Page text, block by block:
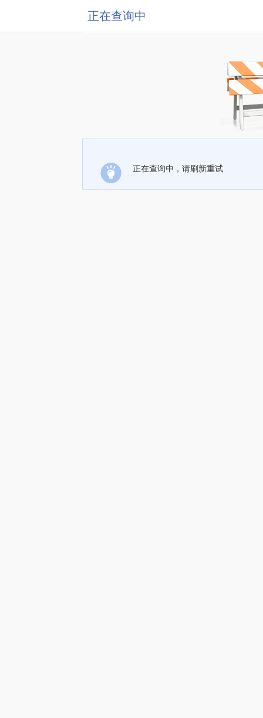
正在查询中
正在查询中，请刷新重试